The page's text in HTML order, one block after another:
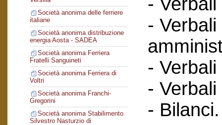
Società anonima delle ferriere
italiane
Società anonima distribuzione
energia Aosta - SADEA
Società anonima Ferriera
Fratelli Sanguineti
Società anonima Ferriera di
Voltri
Società anonima Franchi-
Gregorini
Società anonima Stabilimento
Silvestro Nasturzio di
-
-
-
- Bilanci.